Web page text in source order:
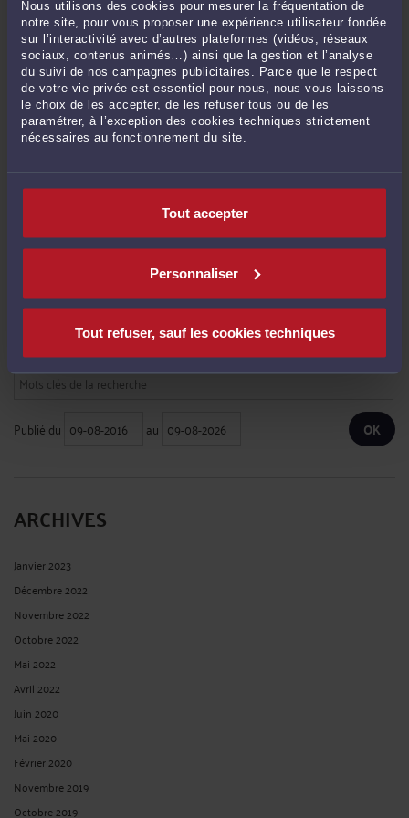
Nous utilisons des cookies pour mesurer la fréquentation de
notre site, pour vous proposer une expérience utilisateur fondée
sur l’interactivité avec d’autres plateformes (vidéos, réseaux
sociaux, contenus animés…) ainsi que la gestion et l’analyse
du suivi de nos campagnes publicitaires. Parce que le respect
de votre vie privée est essentiel pour nous, nous vous laissons
le choix de les accepter, de les refuser tous ou de les
paramétrer, à l’exception des cookies techniques strictement
nécessaires au fonctionnement du site.
Tout accepter
Personnaliser
Tout refuser, sauf les cookies techniques
Impôt sur les sociétés d’une entreprise en procédure collective : la créance
doit être payée à l’échéance !-Le 25 oct. 2022 à 21:26
Plan de redressement : les créanciers ne peuvent pas être payés au-delà de
leur admission au passif ! -Le 25 oct. 2022 à 19:18
Résiliation du bail commercial en liquidation judiciaire : le juge-commissaire
ne peut pas accorder des délais de paiement !
Ouverture d’un redressement judiciaire : la saisie des rémunérations doit
RECHERCHE
Publié du au
ARCHIVES
Janvier 2023
Décembre 2022
Novembre 2022
Octobre 2022
Mai 2022
Avril 2022
Juin 2020
Mai 2020
Février 2020
Novembre 2019
Octobre 2019